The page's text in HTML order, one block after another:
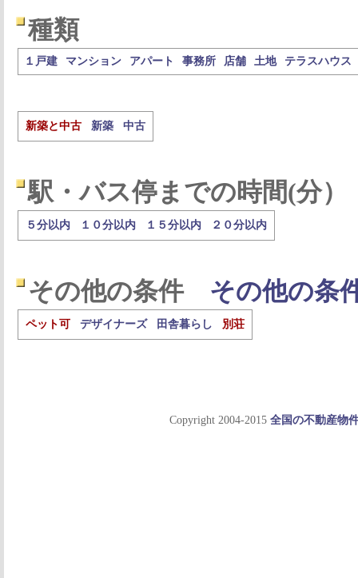
種類
１戸建 マンション アパート 事務所 店舗 土地 テラスハウス
新築と中古 新築 中古
駅・バス停までの時間(分）
５分以内 １０分以内 １５分以内 ２０分以内
その他の条件 その他の条
ペット可 デザイナーズ 田舎暮らし 別荘
Copyright 2004-2015 全国の不動産物